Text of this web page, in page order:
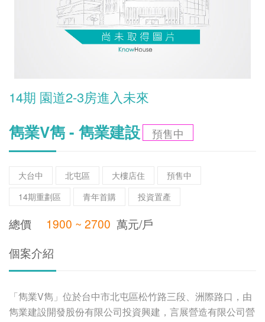
14期 園道2-3房進入未來
雋業V雋 - 雋業建設 預售中
大台中 北屯區 大樓店住
預售中
14期重劃區
青年首購 投資置產
總價 1900 ~ 2700 萬元/戶
個案介紹
「雋業V雋」位於台中市北屯區松竹路三段、洲際路口，由
雋業建設開發股份有限公司投資興建，言展營造有限公司營